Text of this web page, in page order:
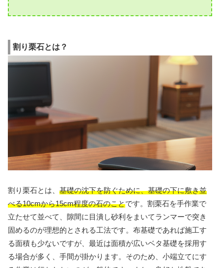
割り栗石とは？
割り栗石とは、 基礎の沈下を防ぐために、基礎の下に敷き並
べる10cmから15cm程度の石のことです。割栗石を手作業で
立たせて並べて、隙間に目潰し砂利をまいてランマーで突き
固めるのが理想的とされる工法です。布基礎であれば施工す
る面積も少ないですが、最近は面積が広いベタ基礎を採用す
る場合が多く、手間が掛かります。そのため、小端立てにす